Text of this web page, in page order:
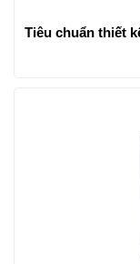
Tiêu chuẩn thiết